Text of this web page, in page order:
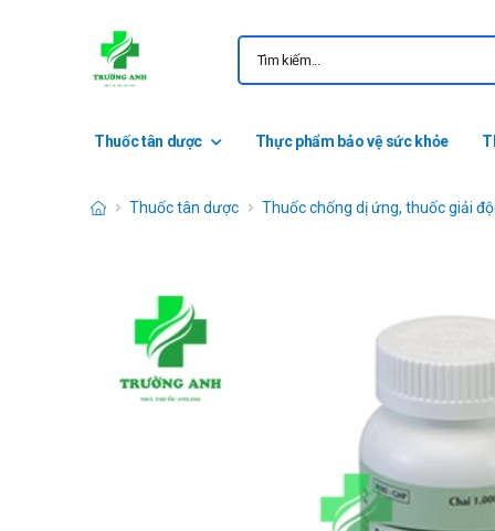
Thuốc tân dược Thực phẩm bảo vệ sức khỏe
Thuốc tân dược Thuốc chống dị ứng, thuốc giải